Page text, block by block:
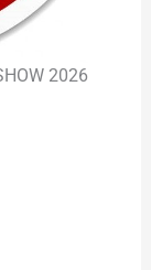
2026